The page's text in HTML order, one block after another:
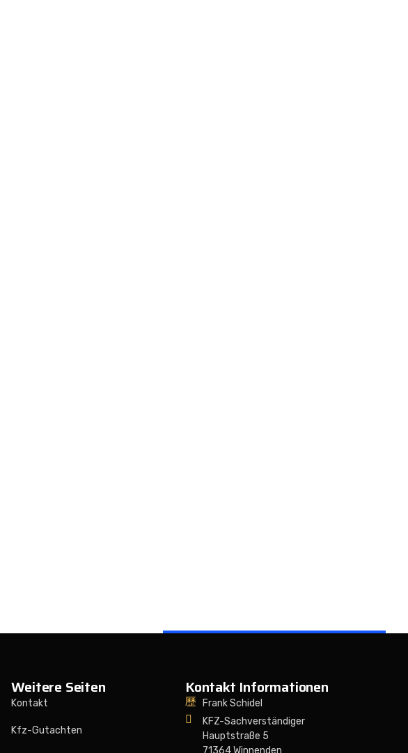
Weitere Seiten
Kontakt
Kfz-Gutachten
Kontakt Informationen
Frank Schidel
KFZ-Sachverständiger
Hauptstraße 5